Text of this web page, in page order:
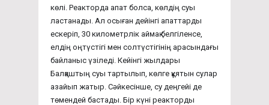
көлі. Реакторда апат болса, көлдің суы
ластанады. Ал осыған дейінгі апаттарды
ескеріп, 30 километрлік аймақ белгіленсе,
елдің оңтүстігі мен солтүстігінің арасындағы
байланыс үзіледі. Кейінгі жылдары
Балқаштың суы тартылып, көлге құятын сулар
азайып жатыр. Сәйкесінше, су деңгейі де
төмендей бастады. Бір күні реакторды